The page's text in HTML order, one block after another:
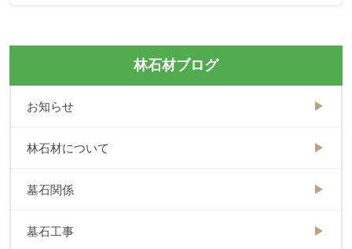
林石材ブログ
お知らせ
林石材について
墓石関係
墓石工事